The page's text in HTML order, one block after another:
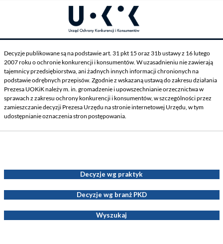
Decyzje publikowane są na podstawie art. 31 pkt 15 oraz 31b ustawy z 16 lutego
2007 roku o ochronie konkurencji i konsumentów. W uzasadnieniu nie zawierają
tajemnicy przedsiębiorstwa, ani żadnych innych informacji chronionych na
podstawie odrębnych przepisów. Zgodnie z wskazaną ustawą do zakresu działania
Prezesa UOKiK należy m. in. gromadzenie i upowszechnianie orzecznictwa w
sprawach z zakresu ochrony konkurencji i konsumentów, w szczególności przez
zamieszczanie decyzji Prezesa Urzędu na stronie internetowej Urzędu, w tym
udostępnianie oznaczenia stron postępowania.
Decyzje wg praktyk
Decyzje wg branż PKD
Wyszukaj